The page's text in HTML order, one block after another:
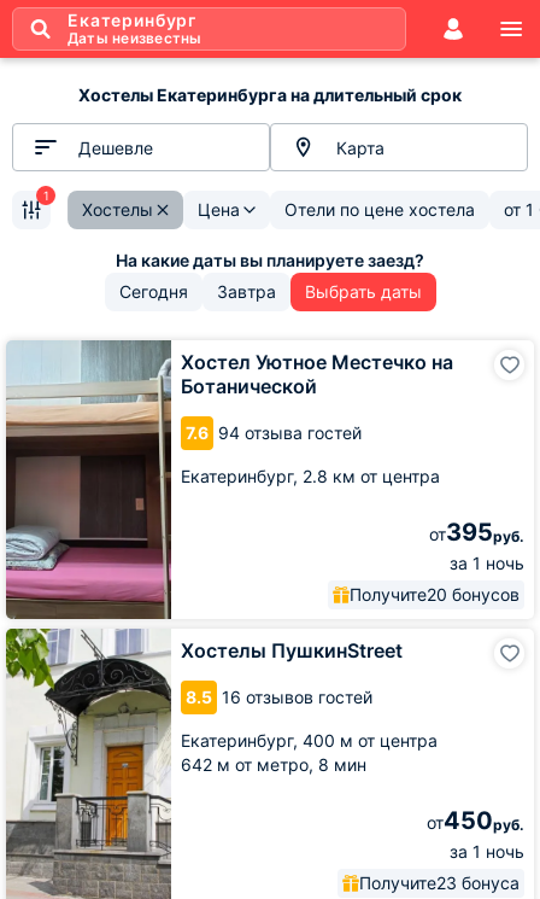
Екатеринбург
Даты неизвестны
Хостелы Екатеринбурга на длительный срок
Дешевле Карта
Хостелы Цена Отели по цене хостела от 1
1
Сегодня Завтра Выбрать даты
Хостел Уютное Местечко на
Ботанической
7.6 94 отзыва гостей
Екатеринбург, 2.8 км от центра
от395руб.
за 1 ночь
Получите20 бонусов
Хостел
Местечко
на
Ботанической
Хостелы ПушкинStreet
8.5 16 отзывов гостей
Екатеринбург, 400 м от центра
642 м от метро, 8 мин
от450руб.
за 1 ночь
Получите23 бонуса
Хостелы
ПушкинStreet